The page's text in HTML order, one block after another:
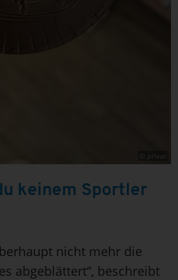
© privat
keinem Sportler
nicht mehr die
abgeblättert“, beschreibt